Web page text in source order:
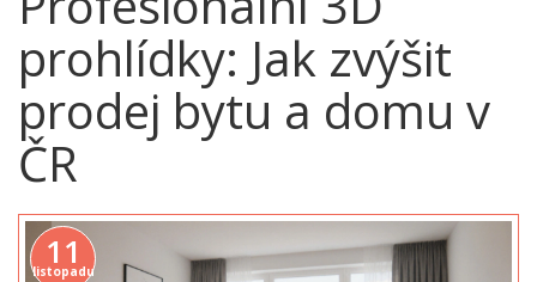
prohlídky: Jak zvýšit
prodej bytu a domu v
ČR
11
listopadu